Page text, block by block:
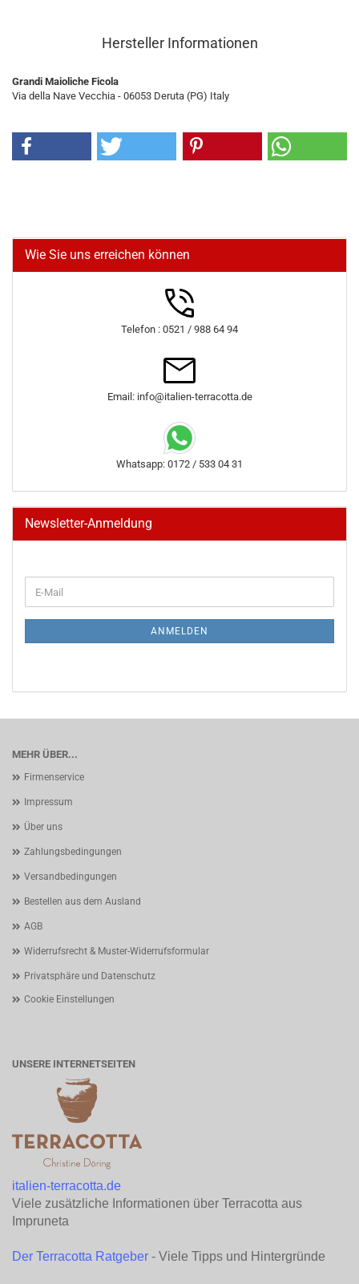
Hersteller Informationen
Grandi Maioliche Ficola
Via della Nave Vecchia - 06053 Deruta (PG) Italy
Wie Sie uns erreichen können
Telefon : 0521 / 988 64 94
Email: info@italien-terracotta.de
Whatsapp: 0172 / 533 04 31
Newsletter-Anmeldung
ZUR
E-
Mail
ANMELDEN
MEHR ÜBER...
Firmenservice
Impressum
Über uns
Zahlungsbedingungen
Versandbedingungen
Bestellen aus dem Ausland
AGB
Widerrufsrecht & Muster-Widerrufsformular
Privatsphäre und Datenschutz
Cookie Einstellungen
UNSERE INTERNETSEITEN
italien-terracotta.de
Viele zusätzliche Informationen über Terracotta aus
Impruneta
Der Terracotta Ratgeber - Viele Tipps und Hintergründe